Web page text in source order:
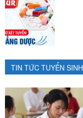
TIN TỨC TUYỂN SINH